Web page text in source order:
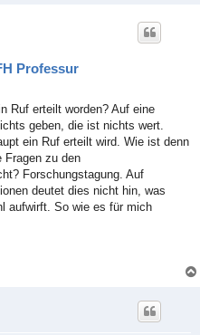
Professur
Ruf erteilt worden? Auf eine
geben, die ist nichts wert.
ein Ruf erteilt wird. Wie ist denn
Fragen zu den
Forschungstagung. Auf
deutet dies nicht hin, was
aufwirft. So wie es für mich